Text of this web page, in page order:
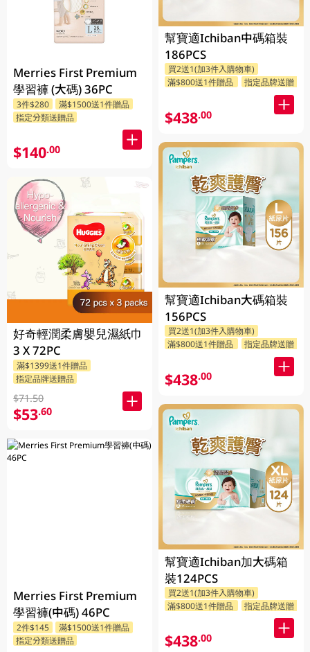
Merries First Premium
學習褲 (大碼) 36PC
3件$280
滿$1500送1件贈品
指定分類送贈品
$140.00
好奇輕潤柔膚嬰兒濕紙巾
3 X 72PC
滿$1399送1件贈品
指定品牌送贈品
$71.50
$53.60
Merries First Premium
學習褲(中碼) 46PC
2件$145
滿$1500送1件贈品
指定分類送贈品
幫寶適Ichiban中碼箱裝
186PCS
買2送1(加3件入購物車)
滿$800送1件贈品
指定品牌送贈品
$438.00
幫寶適Ichiban大碼箱裝
156PCS
買2送1(加3件入購物車)
滿$800送1件贈品
指定品牌送贈品
$438.00
幫寶適Ichiban加大碼箱
裝124PCS
買2送1(加3件入購物車)
滿$800送1件贈品
指定品牌送贈品
$438.00